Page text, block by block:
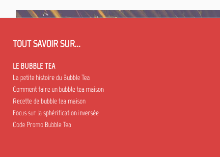
TOUT SAVOIR SUR...
LE BUBBLE TEA
La petite histoire du Bubble Tea
Comment faire un bubble tea maison
Recette de bubble tea maison
Focus sur la sphérification inversée
Code Promo Bubble Tea